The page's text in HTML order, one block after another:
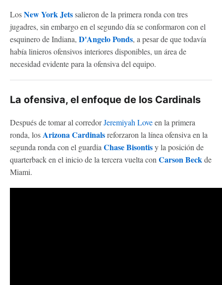
LosNew York Jetssalieron de la primera ronda con tres
jugadres, sin embargo en el segundo día se conformaron con el
esquinero de Indiana, D'Angelo Ponds, a pesar de que todavía
había linieros ofensivos interiores disponibles, un área de
necesidad evidente para la ofensiva del equipo.
La ofensiva, el enfoque de los Cardinals
Después de tomar al corredorJeremiyah Loveen la primera
ronda, losArizona Cardinalsreforzaron la línea ofensiva en la
segunda ronda con el guardia Chase Bisontisy la posición de
quarterback en el inicio de la tercera vuelta con Carson Beckde
Miami.